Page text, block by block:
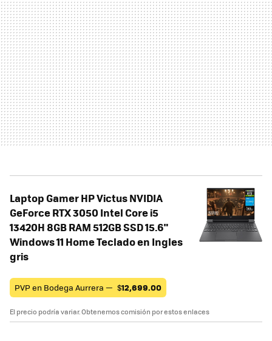
Laptop Gamer HP Victus NVIDIA
GeForce RTX 3050 Intel Core i5
13420H 8GB RAM 512GB SSD 15.6"
Windows 11 Home Teclado en Ingles
gris
PVP en Bodega Aurrera — $12,699.00
El precio podría variar. Obtenemos comisión por estos enlaces